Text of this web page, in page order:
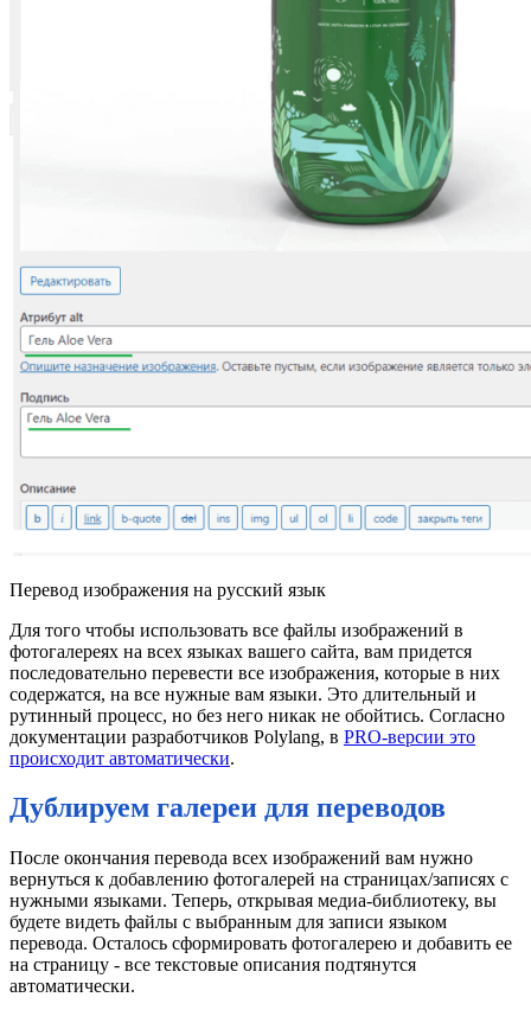
Перевод изображения на русский язык
Для того чтобы использовать все файлы изображений в
фотогалереях на всех языках вашего сайта, вам придется
последовательно перевести все изображения, которые в них
содержатся, на все нужные вам языки. Это длительный и
рутинный процесс, но без него никак не обойтись. Согласно
документации разработчиков Polylang, в PRO-версии это
происходит автоматически.
Дублируем галереи для переводов
После окончания перевода всех изображений вам нужно
вернуться к добавлению фотогалерей на страницах/записях с
нужными языками. Теперь, открывая медиа-библиотеку, вы
будете видеть файлы с выбранным для записи языком
перевода. Осталось сформировать фотогалерею и добавить ее
на страницу - все текстовые описания подтянутся
автоматически.